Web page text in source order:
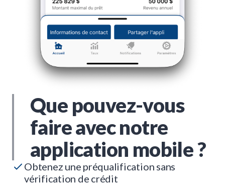
Que pouvez-vous
faire avec notre
application mobile ?
Obtenez une préqualification sans
vérification de crédit